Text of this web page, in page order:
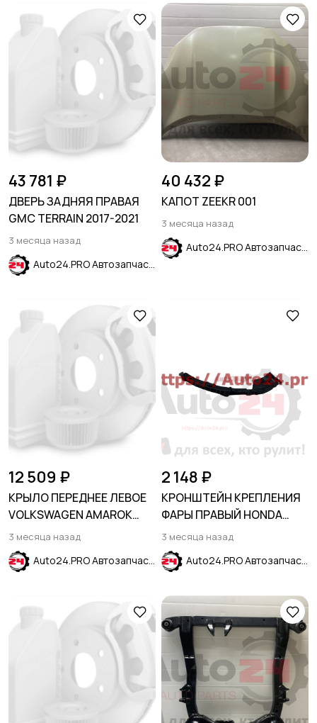
43 781 ₽
ДВЕРЬ ЗАДНЯЯ ПРАВАЯ
GMC TERRAIN 2017-2021
3 месяца назад
Auto24.PRO Автозапчасти
40 432 ₽
КАПОТ ZEEKR 001
3 месяца назад
Auto24.PRO Автозапчасти
12 509 ₽
КРЫЛО ПЕРЕДНЕЕ ЛЕВОЕ
VOLKSWAGEN AMAROK
2017-2023
3 месяца назад
Auto24.PRO Автозапчасти
2 148 ₽
КРОНШТЕЙН КРЕПЛЕНИЯ
ФАРЫ ПРАВЫЙ HONDA
ACCORD X 2017-2020
3 месяца назад
Auto24.PRO Автозапчасти